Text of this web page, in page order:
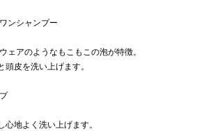
ンシャンプー
ェアのようなもこもこの泡が特徴。
⽪を洗い上げます。
地よく洗い上げます。